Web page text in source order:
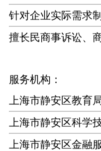
针对企业实际需求
擅长民商事诉讼、
服务机构：
上海市静安区教育
上海市静安区科学
上海市静安区金融